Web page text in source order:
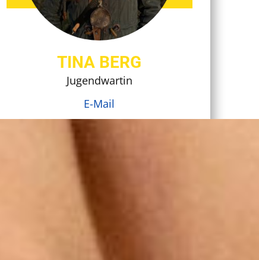
TINA BERG
Jugendwartin
E-Mail